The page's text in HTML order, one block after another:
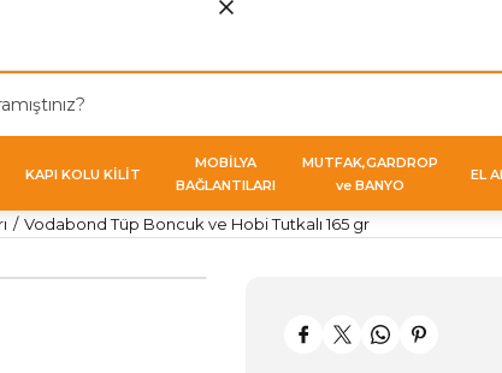
KAPI KOLU KİLİT
MOBİLYA
BAĞLANTILARI
MUTFAK,GARDROP
ve BANYO
EL
Vodabond Tüp Boncuk ve Hobi Tutkalı 165 gr